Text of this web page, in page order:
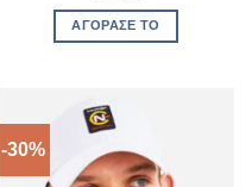
ΑΓΌΡΑΣΈ ΤΟ
-30%